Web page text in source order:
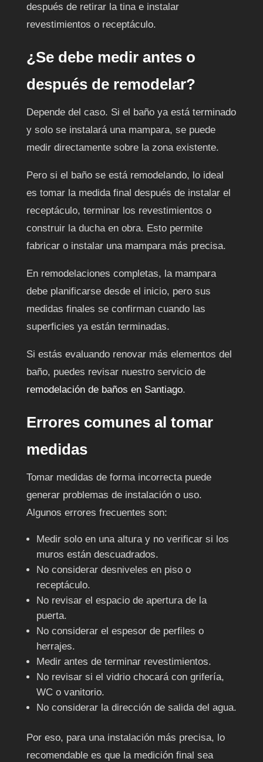
después de retirar la tina e instalar
revestimientos o receptáculo.
¿Se debe medir antes o
después de remodelar?
Depende del caso. Si el baño ya está terminado
y solo se instalará una mampara, se puede
medir directamente sobre la zona existente.
Pero si el baño se está remodelando, lo ideal
es tomar la medida final después de instalar el
receptáculo, terminar los revestimientos o
construir la ducha en obra. Esto permite
fabricar o instalar una mampara más precisa.
En remodelaciones completas, la mampara
debe planificarse desde el inicio, pero sus
medidas finales se confirman cuando las
superficies ya están terminadas.
Si estás evaluando renovar más elementos del
baño, puedes revisar nuestro servicio de
remodelación de baños en Santiago.
Errores comunes al tomar
medidas
Tomar medidas de forma incorrecta puede
generar problemas de instalación o uso.
Algunos errores frecuentes son:
Medir solo en una altura y no verificar si los
muros están descuadrados.
No considerar desniveles en piso o
receptáculo.
No revisar el espacio de apertura de la
puerta.
No considerar el espesor de perfiles o
herrajes.
Medir antes de terminar revestimientos.
No revisar si el vidrio chocará con grifería,
WC o vanitorio.
No considerar la dirección de salida del agua.
Por eso, para una instalación más precisa, lo
recomendable es que la medición final sea